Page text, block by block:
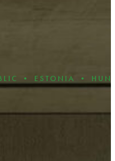
• HUNGARY •